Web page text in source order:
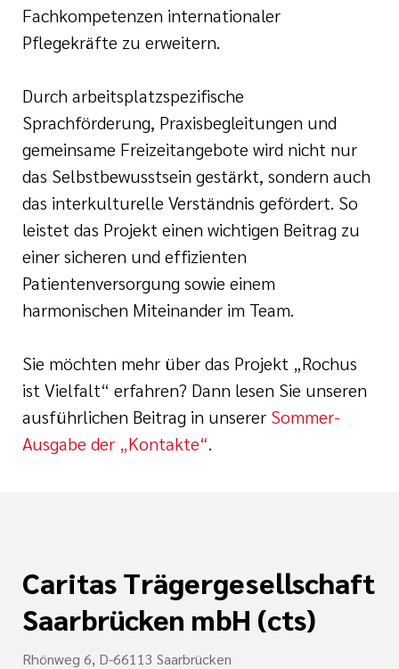
Fachkompetenzen internationaler
Pflegekräfte zu erweitern.
Durch arbeitsplatzspezifische
Sprachförderung, Praxisbegleitungen und
gemeinsame Freizeitangebote wird nicht nur
das Selbstbewusstsein gestärkt, sondern auch
das interkulturelle Verständnis gefördert. So
leistet das Projekt einen wichtigen Beitrag zu
einer sicheren und effizienten
Patientenversorgung sowie einem
harmonischen Miteinander im Team.
Sie möchten mehr über das Projekt „Rochus
ist Vielfalt“ erfahren? Dann lesen Sie unseren
ausführlichen Beitrag in unserer Sommer-
Ausgabe der „Kontakte“.
Caritas Trägergesellschaft
Saarbrücken mbH (cts)
Rhönweg 6, D-66113 Saarbrücken